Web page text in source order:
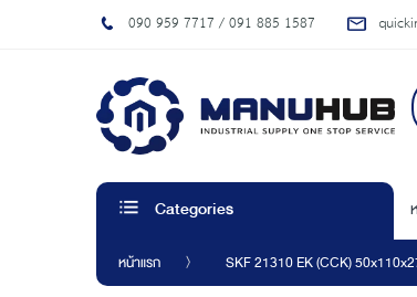
090 959 7717 / 091 885 1587
Categories
หน้าแรก SKF 21310 EK (CCK)